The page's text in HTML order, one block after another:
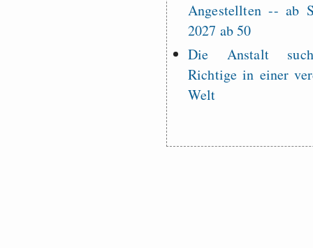
Angestellten -- ab
2027 ab 50
Die Anstalt
Richtige in einer
Welt